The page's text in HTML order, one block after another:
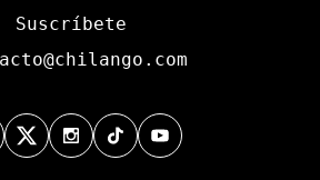
Suscríbete